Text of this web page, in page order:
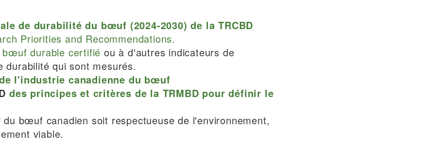
de durabilité du bœuf (2024-2030) de la TRCBD
Priorities and Recommendations.
bœuf durable certifiéou à d'autres indicateurs de
durabilité qui sont mesurés.
l'industrie canadienne du bœuf
des principes et critères de la TRMBD pour définir le
bœuf canadien soit respectueuse de l'environnement,
viable.